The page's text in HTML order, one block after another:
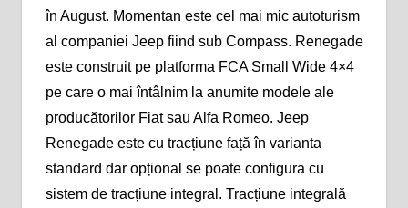
în August. Momentan este cel mai mic autoturism
al companiei Jeep fiind sub Compass. Renegade
este construit pe platforma FCA Small Wide 4×4
pe care o mai întâlnim la anumite modele ale
producătorilor Fiat sau Alfa Romeo. Jeep
Renegade este cu tracțiune față în varianta
standard dar opțional se poate configura cu
sistem de tracțiune integral. Tracțiune integrală